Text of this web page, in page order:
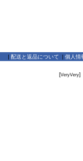
| 配送と返品について | 個人情
[VeryVery]